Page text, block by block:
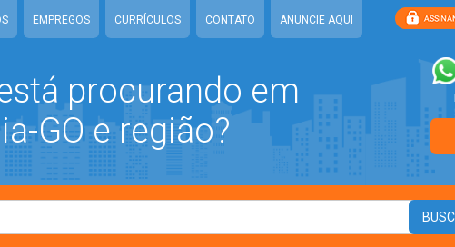
EMPREGOS CURRÍCULOS CONTATO ANUNCIE AQUI
procurando em
GO e região?